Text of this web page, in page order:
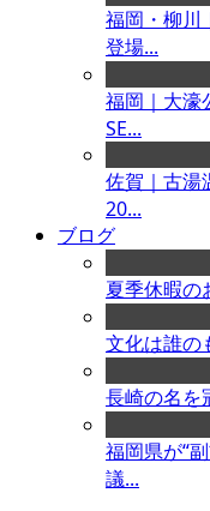
福岡・柳川
登場...
福岡｜大濠
SE...
佐賀｜古湯
20...
ブログ
夏季休暇の
文化は誰の
長崎の名を
福岡県が“
議...